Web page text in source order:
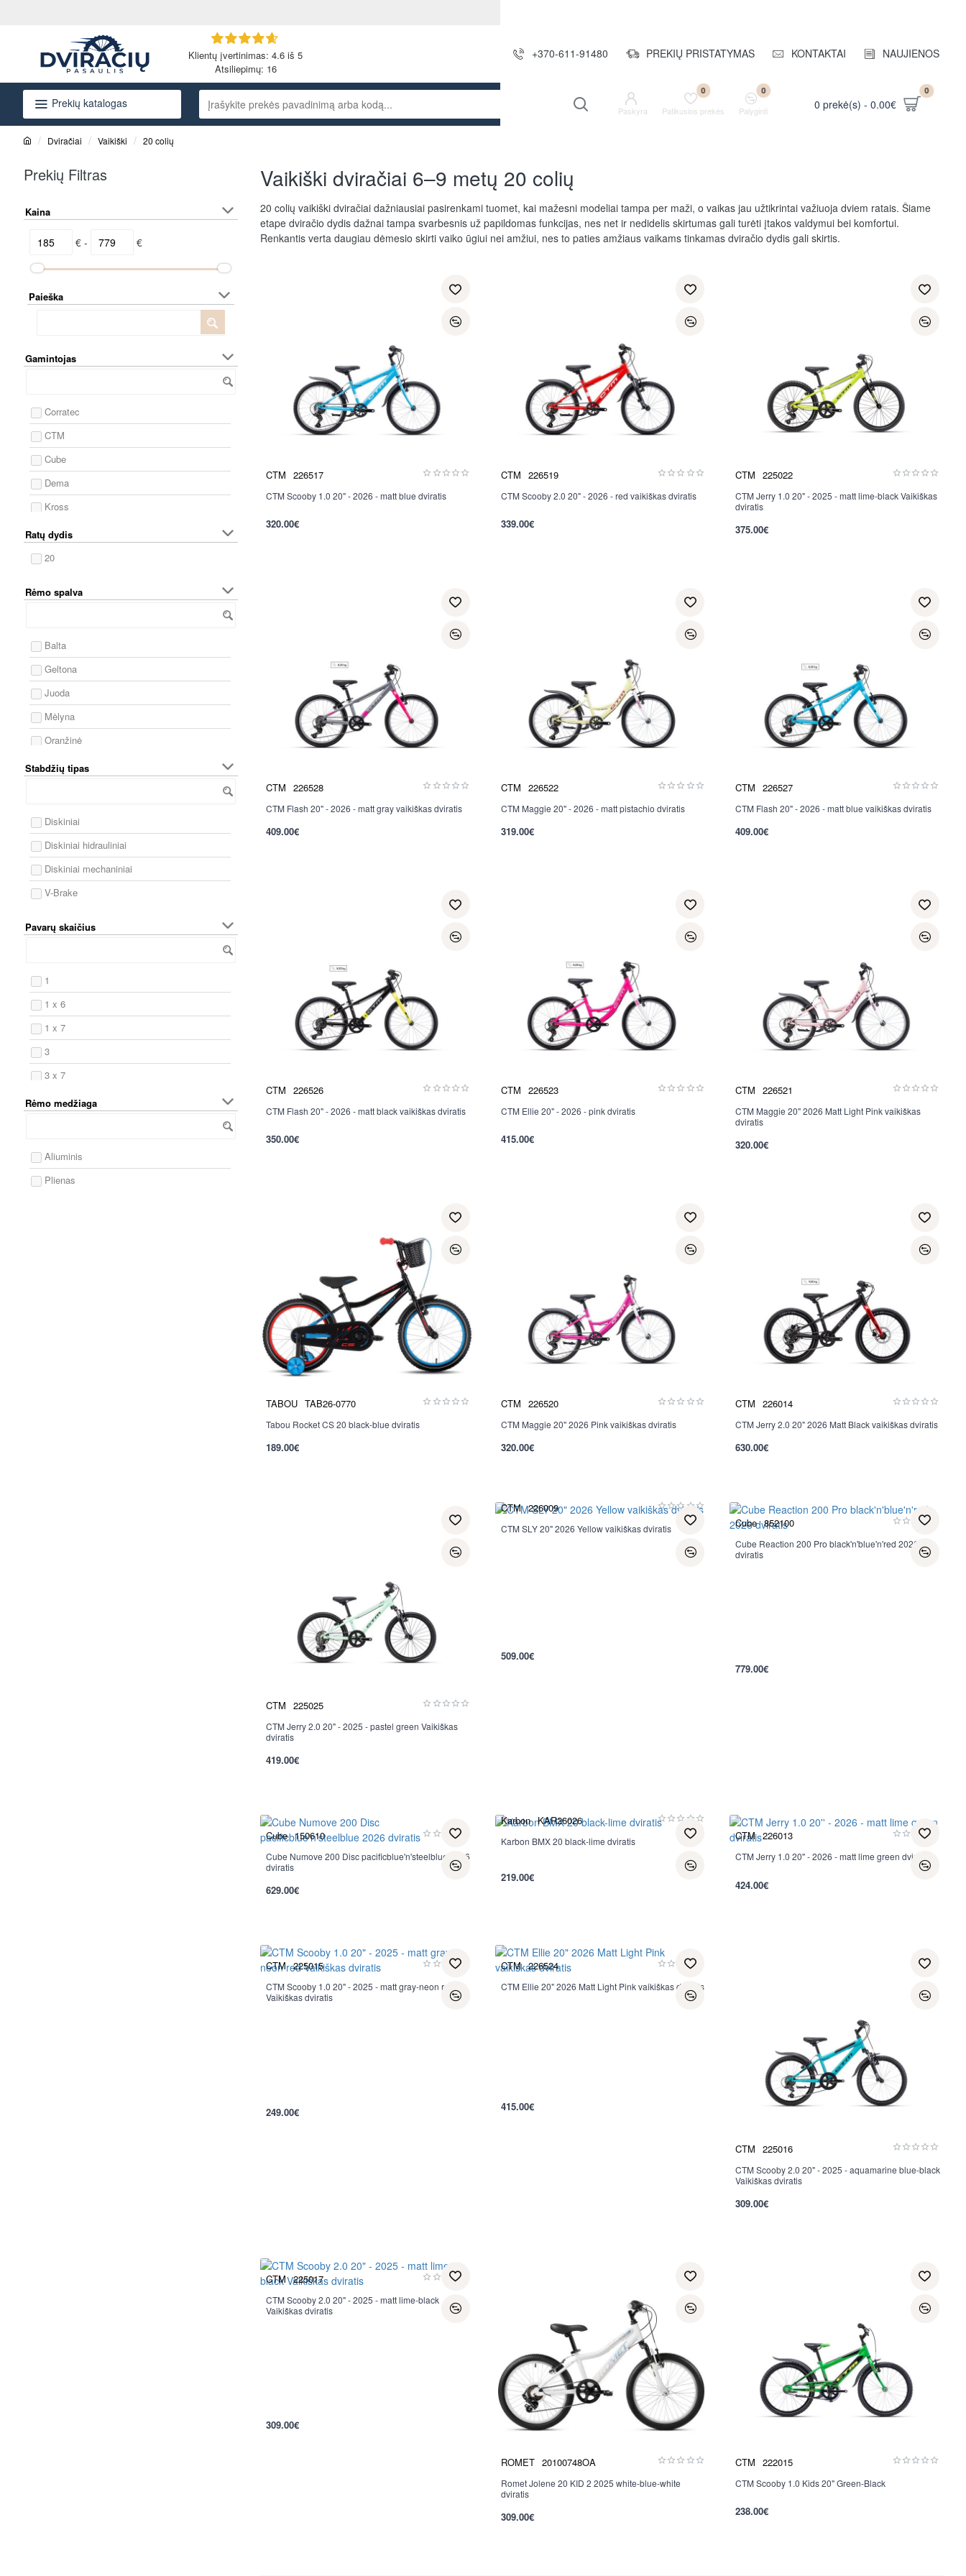
Klientų įvertinimas: 4.6 iš 5
Atsiliepimų: 16
+370-611-91480 PREKIŲ PRISTATYMAS KONTAKTAI NAUJIENOS
Prekių katalogas
Įrašykite
prekės
Paskyra Patikusios prekės
0
Palyginti
0
0 prekė(s) - 0.00€
0
m
Dviračiai Vaikiški 20 colių
Prekių Filtras
Kaina
€ - €
Paieška
Gamintojas
Corratec
CTM
Cube
Dema
Kross
Levit
Merida
Romet
Ratų dydis
20
Rėmo spalva
Balta
Geltona
Juoda
Mėlyna
Oranžinė
Pilka
Sidabrinė
Smėlio
Turkio
Žalia
Stabdžių tipas
Diskiniai
Diskiniai hidrauliniai
Diskiniai mechaniniai
V-Brake
Pavarų skaičius
1
1 x 6
1 x 7
3
3 x 7
6
9
Rėmo medžiaga
Aliuminis
Plienas
Vaikiški dviračiai 6–9 metų 20 colių
20 colių vaikiški dviračiai dažniausiai pasirenkami tuomet, kai mažesni modeliai tampa per maži, o vaikas jau užtikrintai važiuoja dviem ratais. Šiame
etape dviračio dydis dažnai tampa svarbesnis už papildomas funkcijas, nes net ir nedidelis skirtumas gali turėti įtakos valdymui bei komfortui.
Renkantis verta daugiau dėmesio skirti vaiko ūgiui nei amžiui, nes to paties amžiaus vaikams tinkamas dviračio dydis gali skirtis.
Nauja
per 2-3 d.
CTM 226517
CTM Scooby 1.0 20" - 2026 - matt blue dviratis
320.00€ per 2-3 d.
CTM 226519
CTM Scooby 2.0 20" - 2026 - red vaikiškas dviratis
339.00€ per 2-3 d.
CTM 225022
CTM Jerry 1.0 20" - 2025 - matt lime-black Vaikiškas
dviratis
375.00€
CTM 226528
CTM Flash 20" - 2026 - matt gray vaikiškas dviratis
409.00€
Nauja
CTM 226522
CTM Maggie 20" - 2026 - matt pistachio dviratis
319.00€
CTM 226527
CTM Flash 20" - 2026 - matt blue vaikiškas dviratis
409.00€
per 2-3 d.
CTM 226526
CTM Flash 20" - 2026 - matt black vaikiškas dviratis
350.00€
Nauja
per 2-3 d.
CTM 226523
CTM Ellie 20" - 2026 - pink dviratis
415.00€
Nauja
per 2-3 d.
CTM 226521
CTM Maggie 20" 2026 Matt Light Pink vaikiškas
dviratis
320.00€
Nauja
TABOU TAB26-0770
Tabou Rocket CS 20 black-blue dviratis
189.00€
Nauja
CTM 226520
CTM Maggie 20" 2026 Pink vaikiškas dviratis
320.00€
Nauja
CTM 226014
CTM Jerry 2.0 20" 2026 Matt Black vaikiškas dviratis
630.00€
per 2-3 d.
CTM 225025
CTM Jerry 2.0 20" - 2025 - pastel green Vaikiškas
dviratis
419.00€
Nauja
CTM 226009
CTM SLY 20" 2026 Yellow vaikiškas dviratis
509.00€
Nauja
Cube 852100
Cube Reaction 200 Pro black'n'blue'n'red 2026
dviratis
779.00€
Nauja
per 2-3 d.
Cube 150610
Cube Numove 200 Disc pacificblue'n'steelblue 2026
dviratis
629.00€
Nauja
Karbon KAR26026
Karbon BMX 20 black-lime dviratis
219.00€
Nauja
per 2-3 d.
CTM 226013
CTM Jerry 1.0 20'' - 2026 - matt lime green dviratis
424.00€
CTM 225015
CTM Scooby 1.0 20" - 2025 - matt gray-neon red
Vaikiškas dviratis
249.00€
Nauja
CTM 226524
CTM Ellie 20" 2026 Matt Light Pink vaikiškas dviratis
415.00€
per 2-3 d.
CTM 225016
CTM Scooby 2.0 20" - 2025 - aquamarine blue-black
Vaikiškas dviratis
309.00€
CTM 225017
CTM Scooby 2.0 20" - 2025 - matt lime-black
Vaikiškas dviratis
309.00€
per 2-3 d.
ROMET 20100748OA
Romet Jolene 20 KID 2 2025 white-blue-white
dviratis
309.00€ per 2-3 d.
CTM 222015
CTM Scooby 1.0 Kids 20" Green-Black
238.00€